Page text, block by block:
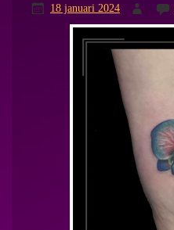
18 januari 2024